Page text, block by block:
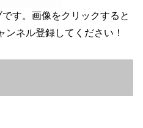
す。画像をクリックすると
ネル登録してください！